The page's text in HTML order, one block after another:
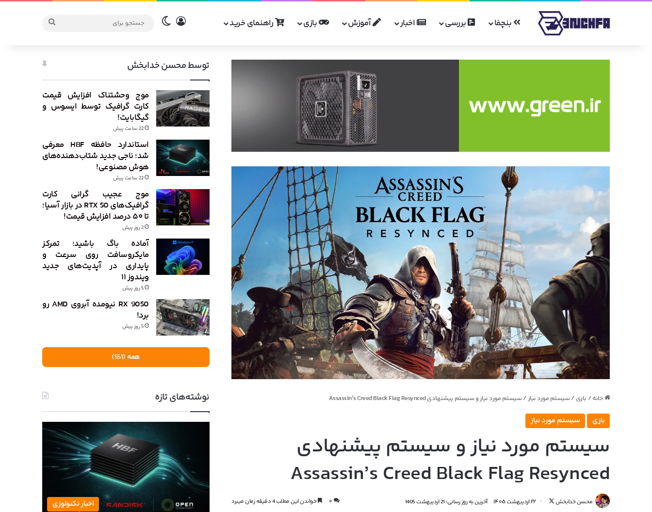
بنچفا بررسی اخبار آموزش بازی راهنمای خرید ورودتغییر پوسته
جستجو
خانه / بازی / سیستم مورد نیاز / سیستم مورد نیاز و سیستم پیشنهادی Assassin’s Creed Black Flag Resynced
بازی سیستم مورد نیاز
سیستم مورد نیاز و سیستم پیشنهادی
Assassin’s Creed Black Flag Resynced
محسن خدابخش
دنبال ۲۲ اردیبهشت ۱۴۰۵ آخرین به روز رسانی: 21 اردیبهشت 1405 ۰ خواندن این مطلب 4 دقیقه زمان میبرد
توسط محسن خدابخش
موج وحشتناک افزایش قیمت
کارت گرافیک توسط ایسوس و
گیگابایت!
22 ساعت پیش
استاندارد حافظه HBF معرفی
شد؛ ناجی جدید شتاب‌دهنده‌های
هوش مصنوعی!
22 ساعت پیش
موج عجیب گرانی کارت
گرافیک‌های RTX 50 در بازار آسیا؛
تا ۵۰ درصد افزایش قیمت!
2 روز پیش
آماده باگ باشید؛ تمرکز
مایکروسافت روی سرعت و
پایداری در آپدیت‌های جدید
ویندوز ۱۱
5 روز پیش
RX 9050 نیومده آبروی AMD رو
برد!
5 روز پیش
همه (551)
نوشته‌های تازه
اخبار تکنولوژی